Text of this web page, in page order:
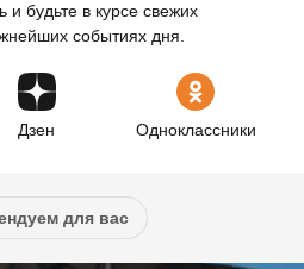
и будьте в курсе свежих
событиях дня.
Дзен Одноклассники
для вас